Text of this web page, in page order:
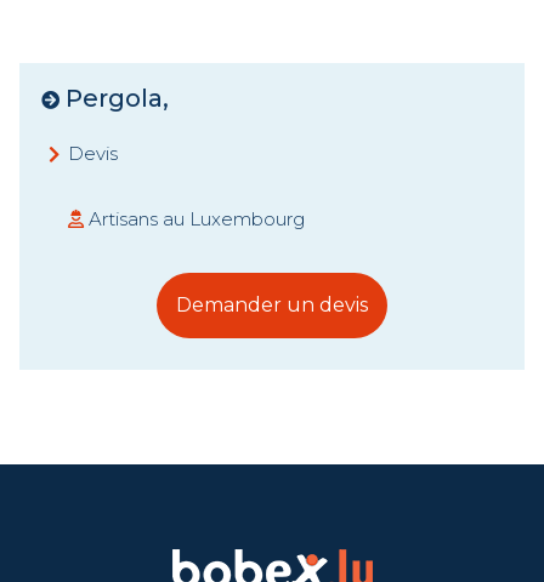
Pergola,
Devis
Artisans au Luxembourg
Demander un devis